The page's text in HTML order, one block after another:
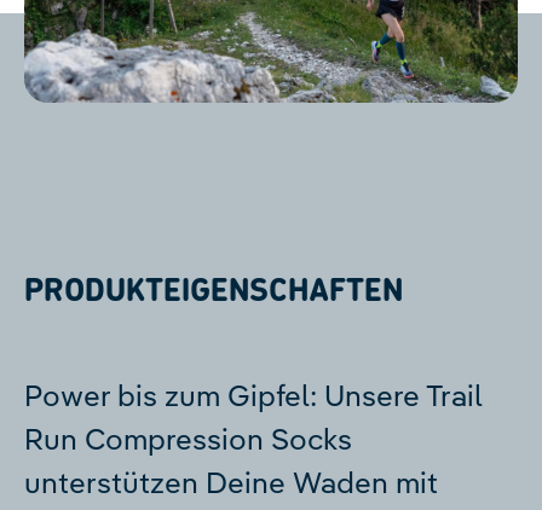
PRODUKTEIGENSCHAFTEN
Power bis zum Gipfel: Unsere Trail
Run Compression Socks
unterstützen Deine Waden mit